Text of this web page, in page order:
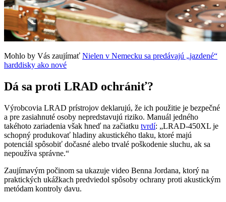
Mohlo by Vás zaujímať Nielen v Nemecku sa predávajú „jazdené“
harddisky ako nové
Dá sa proti LRAD ochrániť?
Výrobcovia LRAD prístrojov deklarujú, že ich použitie je bezpečné
a pre zasiahnuté osoby nepredstavujú riziko. Manuál jedného
takéhoto zariadenia však hneď na začiatku tvrdí: „LRAD-450XL je
schopný produkovať hladiny akustického tlaku, ktoré majú
potenciál spôsobiť dočasné alebo trvalé poškodenie sluchu, ak sa
nepoužíva správne.“
Zaujímavým počinom sa ukazuje video Benna Jordana, ktorý na
praktických ukážkach predviedol spôsoby ochrany proti akustickým
metódam kontroly davu.